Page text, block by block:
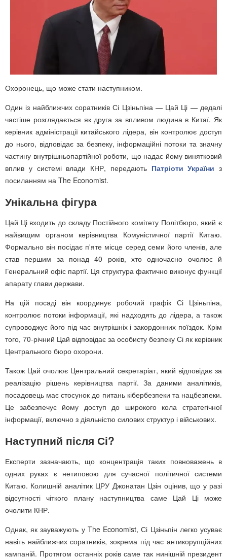
Охоронець, що може стати наступником.
Один із найближчих соратників Сі Цзіньпіна — Цай Ці — дедалі
частіше розглядається як друга за впливом людина в Китаї. Як
керівник адміністрації китайського лідера, він контролює доступ
до нього, відповідає за безпеку, інформаційні потоки та значну
частину внутрішньопартійної роботи, що надає йому винятковий
вплив у системі влади КНР, передають Патріоти України з
посиланням на The Economist.
Унікальна фігура
Цай Ці входить до складу Постійного комітету Політбюро, який є
найвищим органом керівництва Комуністичної партії Китаю.
Формально він посідає п'яте місце серед семи його членів, але
став першим за понад 40 років, хто одночасно очолює й
Генеральний офіс партії. Ця структура фактично виконує функції
апарату глави держави.
На цій посаді він координує робочий графік Сі Цзіньпіна,
контролює потоки інформації, які надходять до лідера, а також
супроводжує його під час внутрішніх і закордонних поїздок. Крім
того, 70-річний Цай відповідає за особисту безпеку Сі як керівник
Центрального бюро охорони.
Також Цай очолює Центральний секретаріат, який відповідає за
реалізацію рішень керівництва партії. За даними аналітиків,
посадовець має стосунок до питань кібербезпеки та нацбезпеки.
Це забезпечує йому доступ до широкого кола стратегічної
інформації, включно з діяльністю силових структур і військових.
Наступний після Сі?
Експерти зазначають, що концентрація таких повноважень в
одних руках є нетиповою для сучасної політичної системи
Китаю. Колишній аналітик ЦРУ Джонатан Цзін оцінив, що у разі
відсутності чіткого плану наступництва саме Цай Ці може
очолити КНР.
Однак, як зауважують у The Economist, Сі Цзіньпін легко усуває
навіть найближчих соратників, зокрема під час антикорупційних
кампаній. Протягом останніх років саме так нинішній президент